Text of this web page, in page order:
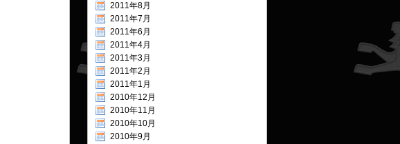
2011年8月
2011年7月
2011年6月
2011年4月
2011年3月
2011年2月
2011年1月
2010年12月
2010年11月
2010年10月
2010年9月